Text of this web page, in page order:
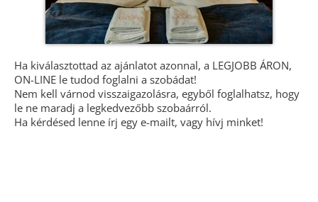
Ha kiválasztottad az ajánlatot azonnal, a LEGJOBB ÁRON,
ON-LINE le tudod foglalni a szobádat!
Nem kell várnod visszaigazolásra, egyből foglalhatsz, hogy
le ne maradj a legkedvezőbb szobaárról.
Ha kérdésed lenne írj egy e-mailt, vagy hívj minket!